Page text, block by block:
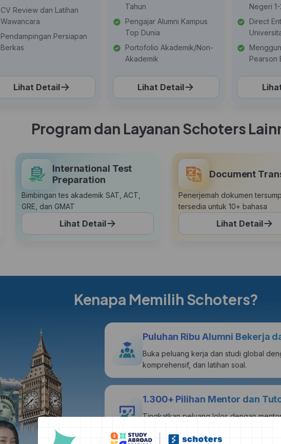
CV Review dan Latihan
Wawancara
Pendampingan Persiapan
Berkas
Lihat Detail
Tahun
Pengajar Alumni Kampus
Top Dunia
Portofolio Akademik/Non-
Akademik
Lihat Detail
Negeri
Direct
Pearson
Program dan Layanan Schoters
International Test
Preparation
Bimbingan tes akademik SAT, ACT,
GRE, dan GMAT
Lihat Detail
Document
Penerjemah dokumen
tersedia untuk 10+ bahasa
Lihat Detail
Kenapa Memilih Schoters?
Puluhan Ribu Alumni Bekerja
Buka peluang kerja dan studi global
komprehensif, dan latihan soal.
1.300+ Pilihan Mentor dan
Tingkatkan peluang lolos dengan